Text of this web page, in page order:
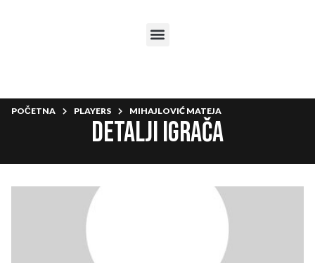
POČETNA PLAYERS MIHAJLOVIĆ MATEJA
Detalji igrača